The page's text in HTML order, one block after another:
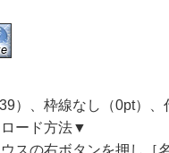
）、枠線なし（0pt）
ード方法▼
ウスの右ボタンを押し［